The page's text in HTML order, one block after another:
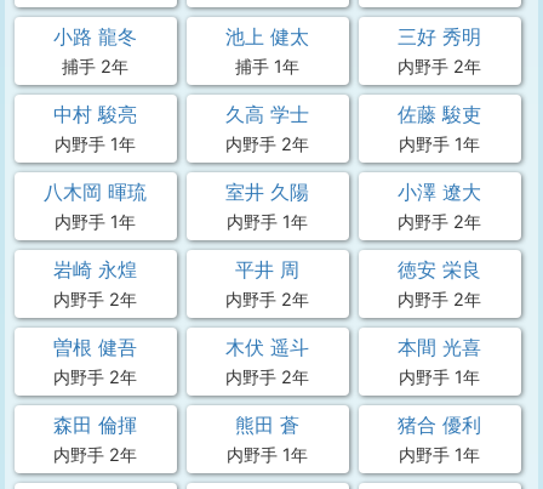
小路 龍冬
捕手 2年
池上 健太
捕手 1年
三好 秀明
内野手 2年
中村 駿亮
内野手 1年
久高 学士
内野手 2年
佐藤 駿吏
内野手 1年
八木岡 暉琉
内野手 1年
室井 久陽
内野手 1年
小澤 遼大
内野手 2年
岩崎 永煌
内野手 2年
平井 周
内野手 2年
徳安 栄良
内野手 2年
曽根 健吾
内野手 2年
木伏 遥斗
内野手 2年
本間 光喜
内野手 1年
森田 倫揮
内野手 2年
熊田 蒼
内野手 1年
猪合 優利
内野手 1年